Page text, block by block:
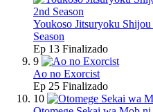
Youkoso Jitsuryoku
Season
Ep 13 Finalizado
9
Ao no Exorcist
Ep 25 Finalizado
10